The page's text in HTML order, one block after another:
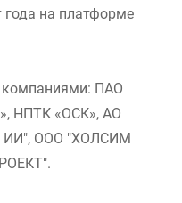
года на платформе
компаниями: ПАО
НПТК «ОСК», АО
ИИ", ООО "ХОЛСИМ